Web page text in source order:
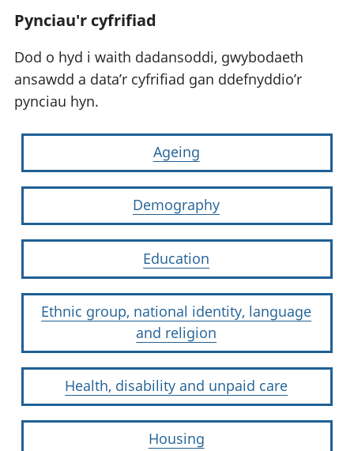
Pynciau'r cyfrifiad
Dod o hyd i waith dadansoddi, gwybodaeth
ansawdd a data’r cyfrifiad gan ddefnyddio’r
pynciau hyn.
Ageing
Demography
Education
Ethnic group, national identity, language
and religion
Health, disability and unpaid care
Housing